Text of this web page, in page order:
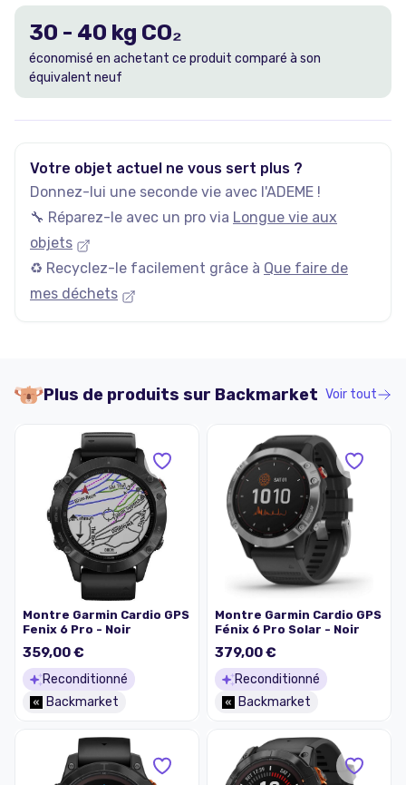
30 - 40 kg CO₂
économisé en achetant ce produit comparé à son
équivalent neuf
Votre objet actuel ne vous sert plus ?
Donnez-lui une seconde vie avec l'ADEME !
🔧 Réparez-le avec un pro via Longue vie aux
objets
♻️ Recyclez-le facilement grâce à Que faire de
mes déchets
Plus de produits sur Backmarket Voir tout
Montre Garmin Cardio GPS
Fenix 6 Pro - Noir
359,00 €
Reconditionné
Backmarket
Montre Garmin Cardio GPS
Fénix 6 Pro Solar - Noir
379,00 €
Reconditionné
Backmarket